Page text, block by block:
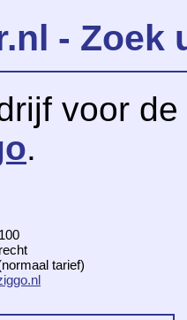
- Zoek
voor
.
tarief)